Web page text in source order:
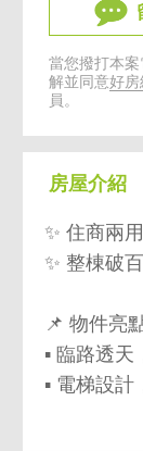
當您撥打本
解並同意好房
員。
房屋介紹
✨ 住商兩
✨ 整棟破
📌 物件亮
▪️ 臨路透天
▪️ 電梯設計